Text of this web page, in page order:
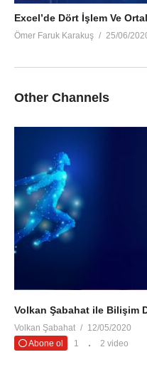
Excel’de Dört İşlem Ve
Ömer Faruk Karakuş 25/06/
Other Channels
Volkan Şabahat ile Bilişim
Volkan Şabahat
12/05/2020
Abone ol
1 2 video